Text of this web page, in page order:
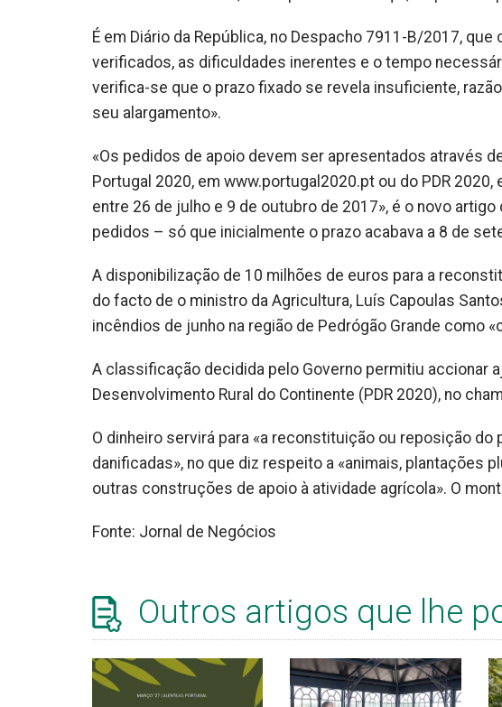
É em Diário da República, no Despacho 7911-B/2017,
verificados, as dificuldades inerentes e o tempo
verifica-se que o prazo fixado se revela insuficiente,
seu alargamento».
«Os pedidos de apoio devem ser apresentados através
Portugal 2020, em www.portugal2020.pt ou do PDR
entre 26 de julho e 9 de outubro de 2017», é o novo
pedidos – só que inicialmente o prazo acabava a 8 de
A disponibilização de 10 milhões de euros para a
do facto de o ministro da Agricultura, Luís Capoulas
incêndios de junho na região de Pedrógão Grande como
A classificação decidida pelo Governo permitiu accionar
Desenvolvimento Rural do Continente (PDR 2020), no
O dinheiro servirá para «a reconstituição ou reposição
danificadas», no que diz respeito a «animais, plantações
outras construções de apoio à atividade agrícola». O
Fonte: Jornal de Negócios
Outros artigos que lhe